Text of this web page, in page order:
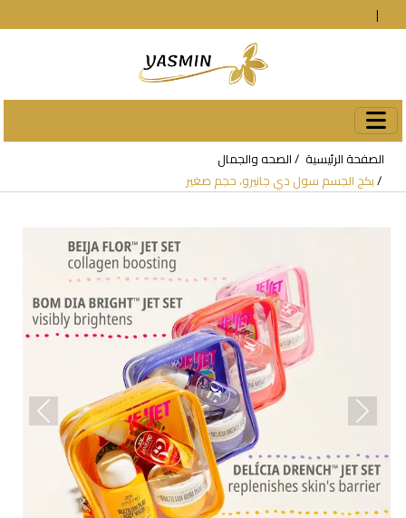
|
الصفحة الرئيسية
الصحه والجمال
بكج الجسم سول دي جانيرو، حجم صغير
Next